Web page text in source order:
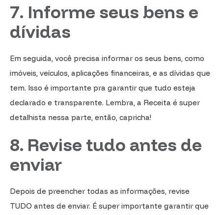
7. Informe seus bens e
dívidas
Em seguida, você precisa informar os seus bens, como
imóveis, veículos, aplicações financeiras, e as dívidas que
tem. Isso é importante pra garantir que tudo esteja
declarado e transparente. Lembra, a Receita é super
detalhista nessa parte, então, capricha!
8. Revise tudo antes de
enviar
Depois de preencher todas as informações, revise
TUDO antes de enviar. É super importante garantir que